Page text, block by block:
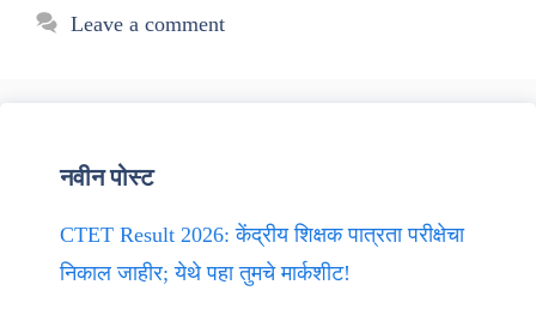
Leave a comment
नवीन पोस्ट
CTET Result 2026: केंद्रीय शिक्षक पात्रता परीक्षेचा
निकाल जाहीर; येथे पहा तुमचे मार्कशीट!